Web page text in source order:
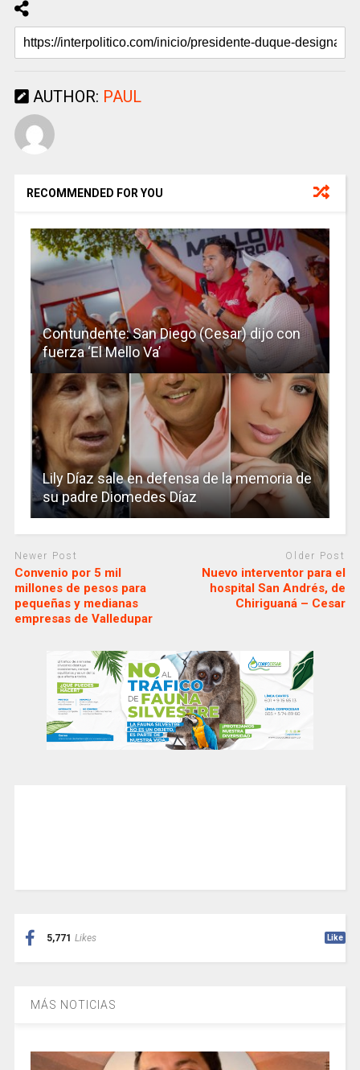
AUTHOR: PAUL
RECOMMENDED FOR YOU
Contundente: San Diego (Cesar) dijo con
fuerza ‘El Mello Va’
Lily Díaz sale en defensa de la memoria de
su padre Diomedes Díaz
Newer Post
Convenio por 5 mil
millones de pesos para
pequeñas y medianas
empresas de Valledupar
Older Post
Nuevo interventor para el
hospital San Andrés, de
Chiriguaná – Cesar
5,771 Likes Like
MÁS NOTICIAS